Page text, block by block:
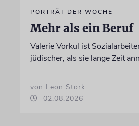
PORTRÄT DER WOCHE
Mehr als ein Beruf
Valerie Vorkul ist
jüdischer, als sie lange Zeit
von Leon Stork
02.08.2026